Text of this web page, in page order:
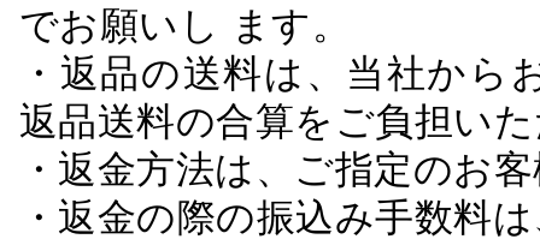
でお願いし ます。
・返品の送料は、当社か
返品送料の合算をご負担い
・返金方法は、ご指定のお
・返金の際の振込み手数料